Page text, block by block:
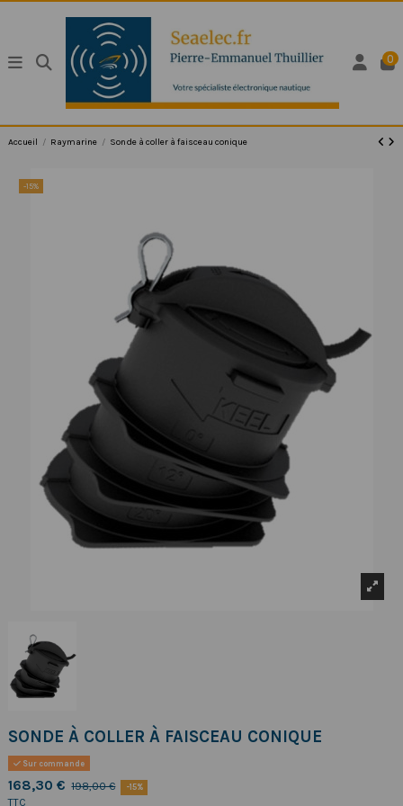
0
Accueil Raymarine Sonde à coller à faisceau conique
-15%
SONDE À COLLER À FAISCEAU CONIQUE
Sur commande
168,30 € 198,00 € -15%
TTC